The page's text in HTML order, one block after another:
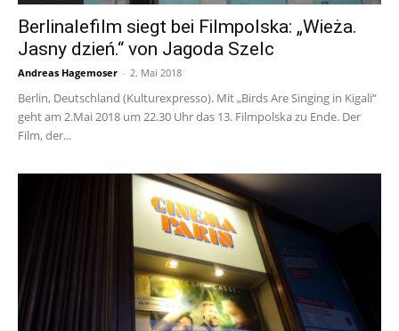
Berlinalefilm siegt bei Filmpolska: „Wieża.
Jasny dzień.“ von Jagoda Szelc
Andreas Hagemoser - 2. Mai 2018
Berlin, Deutschland (Kulturexpresso). Mit „Birds Are Singing in Kigali“
geht am 2.Mai 2018 um 22.30 Uhr das 13. Filmpolska zu Ende. Der
Film, der...